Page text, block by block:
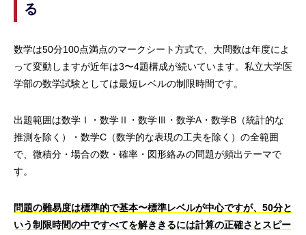
る
数学は50分100点満点のマークシート方式で、大問数は年度によ
って変動しますが近年は3〜4題構成が続いています。私立大学医
学部の数学試験としては最短レベルの制限時間です。
出題範囲は数学Ⅰ・数学Ⅱ・数学Ⅲ・数学A・数学B（統計的な
推測を除く）・数学C（数学的な表現の工夫を除く）の全範囲
で、微積分・場合の数・確率・図形絡みの問題が頻出テーマで
す。
問題の難易度は標準的で基本〜標準レベルが中心ですが、50分と
いう制限時間の中ですべてを解ききるには計算の正確さとスピー